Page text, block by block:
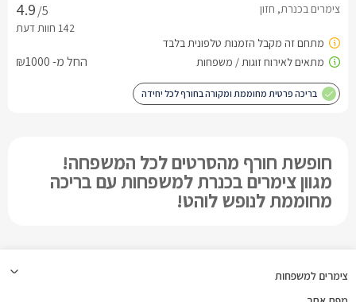
/5 צימרים בכנרת, חזון
החל מ- ₪1000
בריכה פרטית מחוממת ומקורה בחורף לכל יחידה
חופשת חורף מהסרטים לכל המשפחה!
מגוון צימרים בכנרת למשפחות עם בריכה
מחוממת לנופש לוהט!
צימרים למשפחות